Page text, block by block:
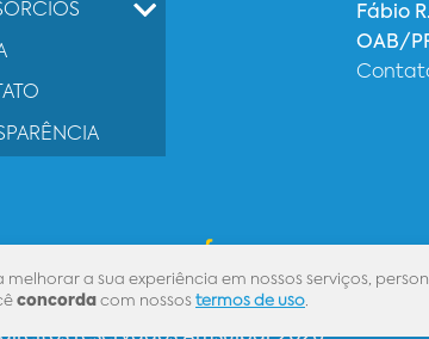
Fábio
OAB/
a sua experiência em nossos serviços,
concorda com nossos termos de uso